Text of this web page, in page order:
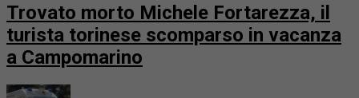
Trovato morto Michele Fortarezza, il
turista torinese scomparso in vacanza
a Campomarino